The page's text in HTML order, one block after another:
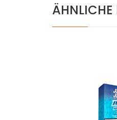
ÄHNLICHE